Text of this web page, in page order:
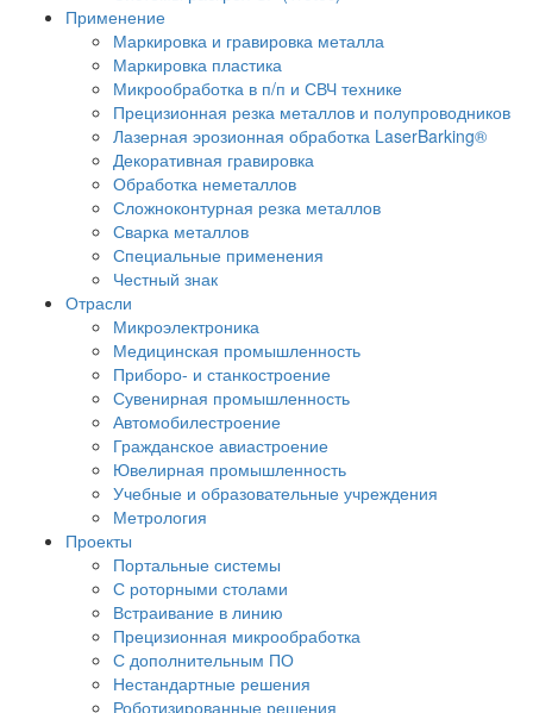
Применение
Маркировка и гравировка металла
Маркировка пластика
Микрообработка в п/п и СВЧ технике
Прецизионная резка металлов и полупроводников
Лазерная эрозионная обработка LaserBarking®
Декоративная гравировка
Обработка неметаллов
Сложноконтурная резка металлов
Сварка металлов
Специальные применения
Честный знак
Отрасли
Микроэлектроника
Медицинская промышленность
Приборо- и станкостроение
Сувенирная промышленность
Автомобилестроение
Гражданское авиастроение
Ювелирная промышленность
Учебные и образовательные учреждения
Метрология
Проекты
Портальные системы
С роторными столами
Встраивание в линию
Прецизионная микрообработка
С дополнительным ПО
Нестандартные решения
Роботизированные решения